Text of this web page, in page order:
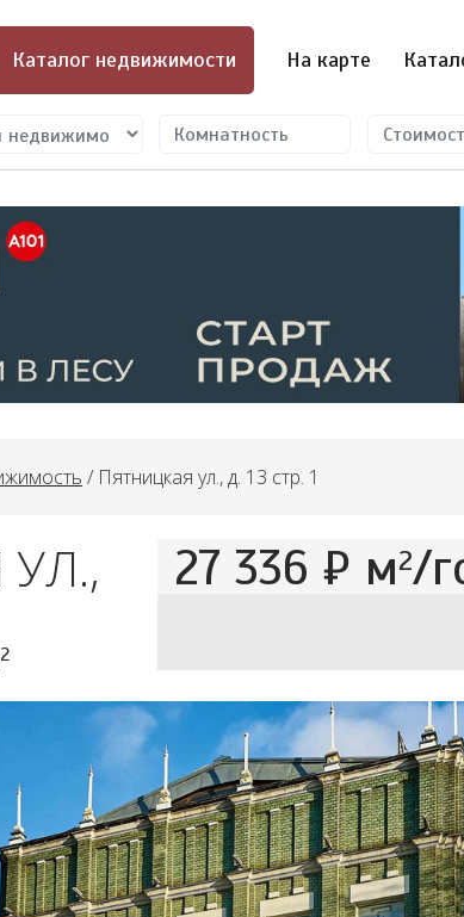
Каталог недвижимости На карте
/ Пятницкая ул., д. 13 стр. 1
2
27 336 ₽ м2/